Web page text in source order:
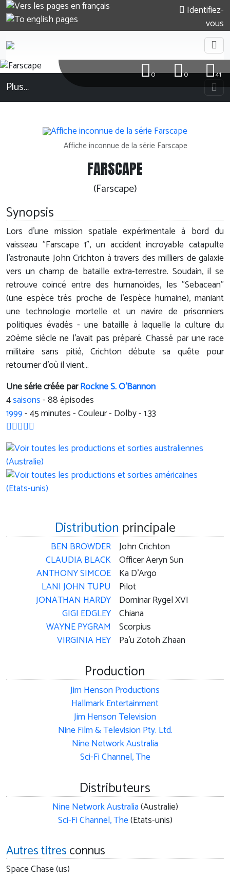
Identifiez-
vous
41
0
0
Plus…
Affiche inconnue de la série Farscape
FARSCAPE
(Farscape)
Synopsis
Lors d'une mission spatiale expérimentale à bord du
vaisseau "Farscape 1", un accident incroyable catapulte
l'astronaute John Crichton à travers des milliers de galaxie
vers un champ de bataille extra-terrestre. Soudain, il se
retrouve coincé entre des humanoïdes, les "Sebacean"
(une espèce très proche de l'espèce humaine), maniant
une technologie mortelle et un navire de prisonniers
politiques évadés - une bataille à laquelle la culture du
20ème siècle ne l'avait pas préparé. Chassé par une race
militaire sans pitié, Crichton débute sa quête pour
retourner d'où il vient...
Une série créée parRockne S. O'Bannon
4saisons- 88 épisodes
1999-45minutes - Couleur - Dolby - 1.33
Distribution principale
BEN BROWDER
CLAUDIA BLACK
ANTHONY SIMCOE
LANI JOHN TUPU
JONATHAN HARDY
GIGI EDGLEY
WAYNE PYGRAM
VIRGINIA HEY
John Crichton
Officer Aeryn Sun
Ka D'Argo
Pilot
Dominar Rygel XVI
Chiana
Scorpius
Pa'u Zotoh Zhaan
Production
Jim Henson Productions
Hallmark Entertainment
Jim Henson Television
Nine Film & Television Pty. Ltd.
Nine Network Australia
Sci-Fi Channel, The
Distributeurs
Nine Network Australia(Australie)
Sci-Fi Channel, The(Etats-unis)
Autres titresconnus
Space Chase (us)